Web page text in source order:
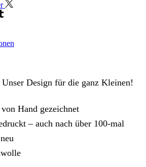
Design für die ganz Kleinen!
Hand gezeichnet
– auch nach über 100-mal